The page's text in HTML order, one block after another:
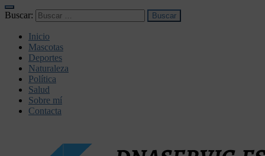
Buscar:
Inicio
Mascotas
Deportes
Naturaleza
Política
Salud
Sobre mí
Contacta